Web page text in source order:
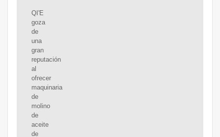
QI'E
goza
de
una
gran
reputación
al
ofrecer
maquinaria
de
molino
de
aceite
de